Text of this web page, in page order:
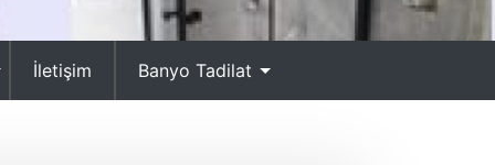
İletişim Banyo Tadilat